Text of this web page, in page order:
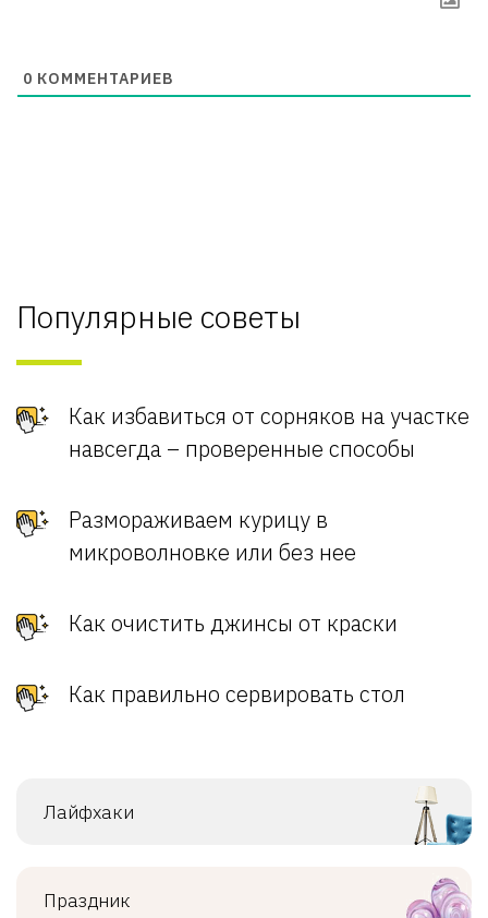
0 КОММЕНТАРИЕВ
Популярные советы
Как избавиться от сорняков на участке
навсегда – проверенные способы
Размораживаем курицу в
микроволновке или без нее
Как очистить джинсы от краски
Как правильно сервировать стол
Лайфхаки
Праздник